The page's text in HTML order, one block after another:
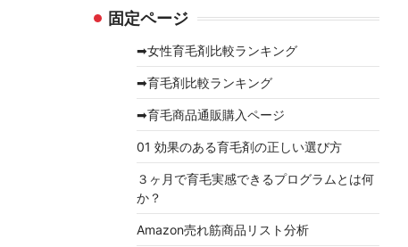
カ 固定ページ
➡女性育毛剤比較ランキング
➡育毛剤比較ランキング
➡育毛商品通販購入ページ
01 効果のある育毛剤の正しい選び方
３ヶ月で育毛実感できるプログラムとは何
か？
Amazon売れ筋商品リスト分析